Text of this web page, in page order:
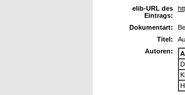
elib-URL des
Eintrags:
Dokumentart:
Titel:
Autoren: